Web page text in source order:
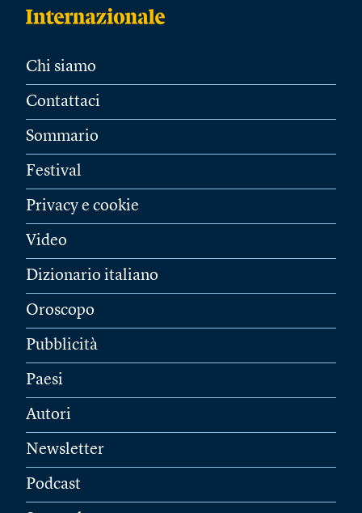
Chi siamo
Contattaci
Sommario
Festival
Privacy e cookie
Video
Dizionario italiano
Oroscopo
Pubblicità
Paesi
Autori
Newsletter
Podcast